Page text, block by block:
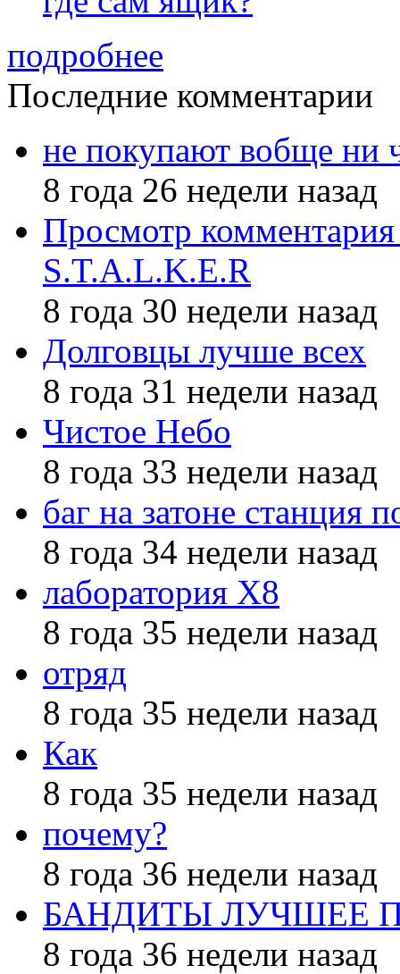
подробнее
Последние комментарии
не покупают вобще ни
8 года 26 недели назад
Просмотр
S.T.A.L.K.E.R
8 года 30 недели назад
Долговцы лучше всех
8 года 31 недели назад
Чистое Небо
8 года 33 недели назад
баг на затоне станция
8 года 34 недели назад
лаборатория X8
8 года 35 недели назад
отряд
8 года 35 недели назад
Как
8 года 35 недели назад
почему?
8 года 36 недели назад
БАНДИТЫ ЛУЧШЕЕ
8 года 36 недели назад